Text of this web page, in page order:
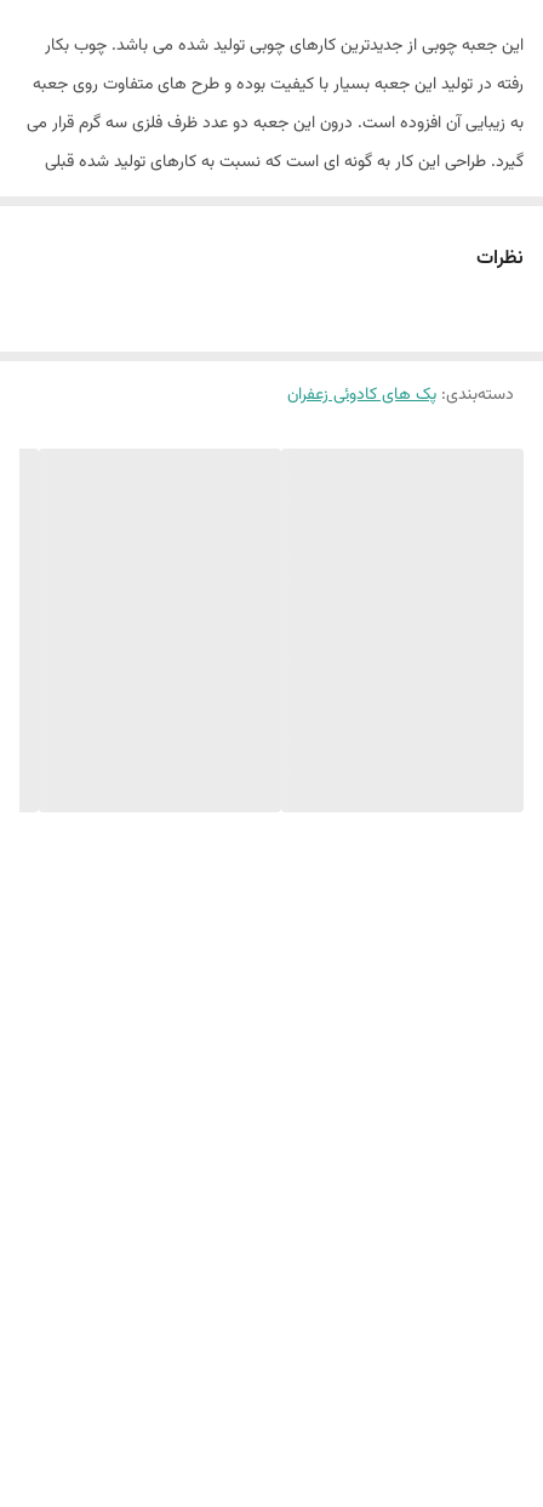
این جعبه چوبی از جدیدترین کارهای چوبی تولید شده می باشد. چوب بکار
رفته در تولید این جعبه بسیار با کیفیت بوده و طرح های متفاوت روی جعبه
به زیبایی آن افزوده است. درون این جعبه دو عدد ظرف فلزی سه گرم قرار می
گیرد. طراحی این کار به گونه ای است که نسبت به کارهای تولید شده قبلی
نظرات
دسته‌بندی: پک های کادوئی زعفران